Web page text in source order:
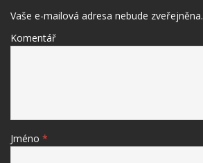
Vaše e-mailová adresa nebude zveřejněna.
Komentář
Jméno *